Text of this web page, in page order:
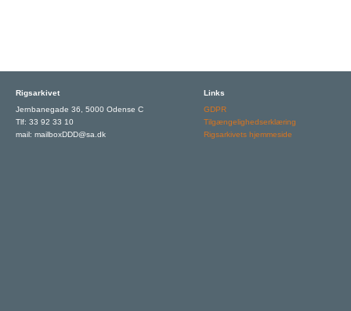
Rigsarkivet
Jernbanegade 36, 5000 Odense C
Tlf: 33 92 33 10
mail: mailboxDDD@sa.dk
Links
GDPR
Tilgængelighedserklæring
Rigsarkivets hjemmeside